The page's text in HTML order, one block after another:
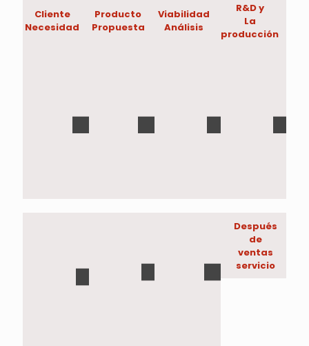
Cliente
Necesidad
Producto
Propuesta
Viabilidad
Análisis
R&D y
La
producción
Después
de
ventas
servicio